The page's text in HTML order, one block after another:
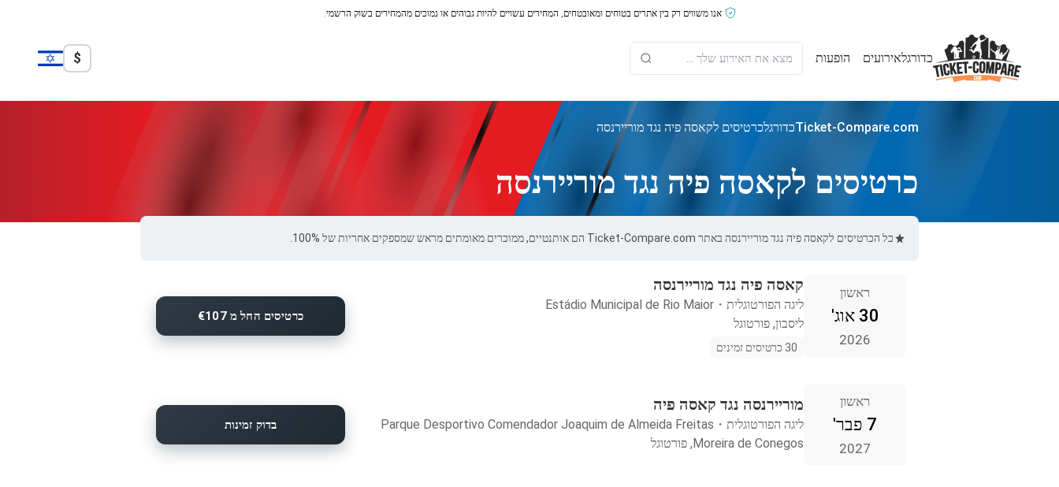
אנו משווים רק בין אתרים בטוחים ומאובטחים, המחירים עשויים להיות גבוהים או נמוכים מהמחירים בשוק הרשמי.
כדורגלאירועים הופעות $
Ticket-Compare.comכדורגלכרטיסים לקאסה פיה נגד מוריירנסה
כרטיסים לקאסה פיה נגד מוריירנסה
כל הכרטיסים לקאסה פיה נגד מוריירנסה באתר Ticket-Compare.com הם אותנטיים, ממוכרים מאומתים מראש שמספקים אחריות של 100%.
ראשון
30 אוג'
2026
קאסה פיה נגד מוריירנסה
ליגה הפורטוגלית ・
Estádio Municipal de Rio Maior
ליסבון, פורטוגל
30 כרטיסים זמינים
כרטיסים החל מ €107
ראשון
7 פבר'
2027
מוריירנסה נגד קאסה פיה
ליגה הפורטוגלית ・
Parque Desportivo Comendador Joaquim de Almeida Freitas
Moreira de Conegos, פורטוגל
בדוק זמינות